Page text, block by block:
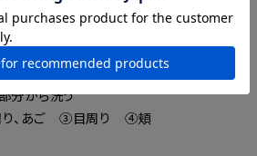
とのえる洗顔方法
すらない
分から洗う
、あご ③目周り ④頬